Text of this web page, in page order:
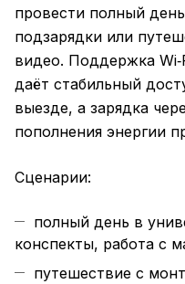
провести полный
подзарядки или
видео. Поддержка
даёт стабильный
выезде, а зарядка
пополнения энергии
Сценарии:
полный день в
конспекты, работа с
путешествие с